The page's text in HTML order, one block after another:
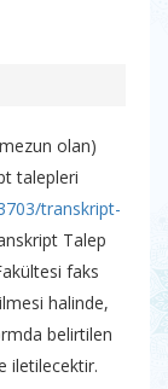
olan)
talepleri
transkript-
Talep
faks
halinde,
belirtilen
iletilecektir.